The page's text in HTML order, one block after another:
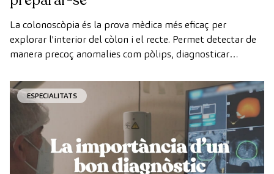
La colonoscòpia és la prova mèdica més eficaç per
explorar l'interior del còlon i el recte. Permet detectar de
manera precoç anomalies com pòlips, diagnosticar
ESPECIALITATS